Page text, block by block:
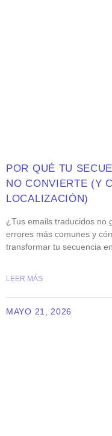
POR QUÉ TU
NO CONVIERTE (Y
LOCALIZACIÓN)
¿Tus emails traducidos no
errores más comunes y
transformar tu secuencia
LEER MÁS
MAYO 21, 2026